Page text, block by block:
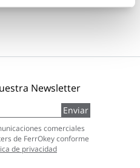
Newsletter
Enviar
comerciales
de FerrOkey conforme
de privacidad